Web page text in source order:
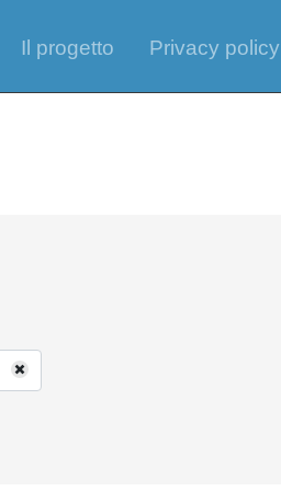
Il progetto Privacy policy